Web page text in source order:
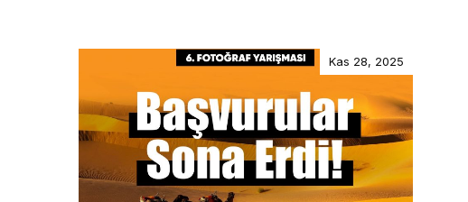
Kas 28, 2025